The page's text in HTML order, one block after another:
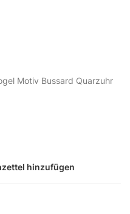
Motiv Bussard Quarzuhr
hinzufügen